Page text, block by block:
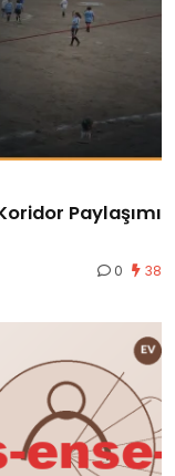
Paylaşımı
0 38